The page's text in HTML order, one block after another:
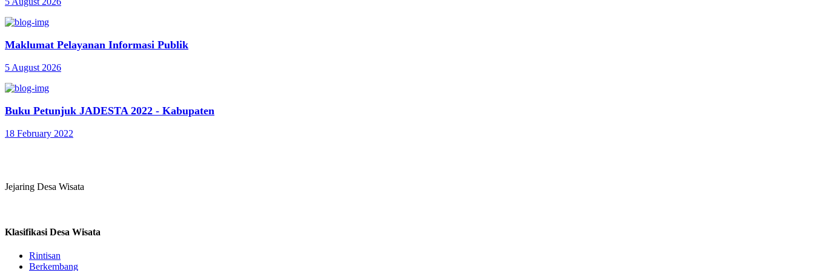
Maklumat Pelayanan Informasi Publik
5 August 2026
Buku Petunjuk JADESTA 2022 - Kabupaten
18 February 2022
Jejaring Desa Wisata
Klasifikasi Desa Wisata
Rintisan
Berkembang